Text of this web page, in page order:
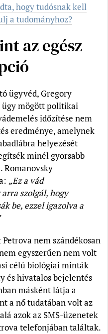
hogy tudósnak kell
a tudományhoz?
az egész
ügyvéd, Gregory
ügy mögött politikai
időzítése nem
eredménye, amelynek
helyezését
minél gyorsabb
Romanovsky
„Ez a vád
szolgál, hogy
be, ezzel igazolva a
nem szándékosan
egyszerűen nem volt
célú biológiai minták
és hivatalos bejelentés
másként látja a
a nő tudatában volt az
azok az SMS-üzenetek
telefonjában találtak.